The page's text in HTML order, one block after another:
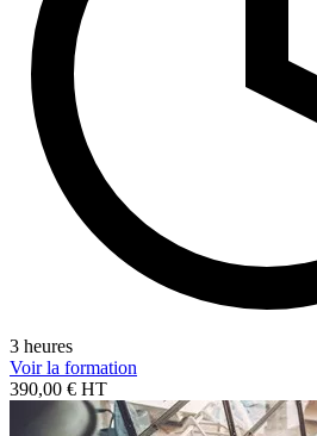
3 heures
Voir la formation
390,00 € HT